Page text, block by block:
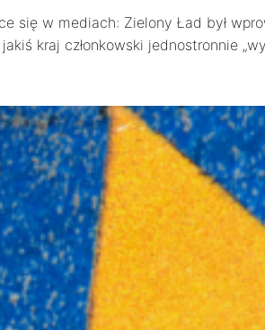
się w mediach: Zielony Ład był
kraj członkowski jednostronnie